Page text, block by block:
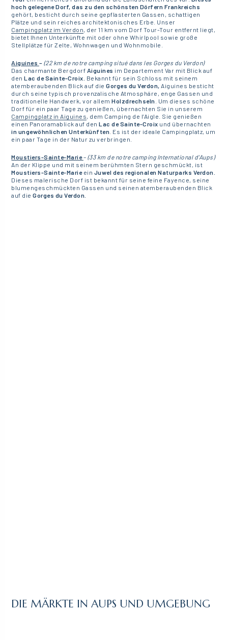
hoch gelegene Dorf, das zu den schönsten Dörfern Frankreichs
gehört, besticht durch seine gepflasterten Gassen, schattigen
Plätze und sein reiches architektonisches Erbe. Unser
Campingplatz im Verdon, der 11 km vom Dorf Tour-Tour entfernt liegt,
bietet Ihnen Unterkünfte mit oder ohne Whirlpool sowie große
Stellplätze für Zelte, Wohnwagen und Wohnmobile.
Aiguines – (22 km de notre camping situé dans les Gorges du Verdon)
Das charmante Bergdorf Aiguines im Departement Var mit Blick auf
denLac de Sainte-Croix. Bekannt für sein Schloss mit seinem
atemberaubenden Blick auf dieGorges du Verdon, Aiguines besticht
durch seine typisch provenzalische Atmosphäre, enge Gassen und
traditionelle Handwerk, vor allemHolzdrechseln . Um dieses schöne
Dorf für ein paar Tage zu genießen, übernachten Sie in unserem
Campingplatz in Aiguines, dem Camping de l’Aigle. Sie genießen
einen Panoramablick auf denLac de Sainte-Croix und übernachten
in ungewöhnlichen Unterkünften . Es ist der ideale Campingplatz, um
ein paar Tage in der Natur zu verbringen.
Moustiers-Sainte-Marie– (33 km de notre camping International d’Aups)
An der Klippe und mit seinem berühmten Stern geschmückt, ist
Moustiers-Sainte-Marieein Juwel des regionalen Naturparks Verdon.
Dieses malerische Dorf ist bekannt für seine feine Fayence, seine
blumengeschmückten Gassen und seinen atemberaubenden Blick
auf die Gorges du Verdon.
DIE MÄRKTE IN AUPS UND UMGEBUNG